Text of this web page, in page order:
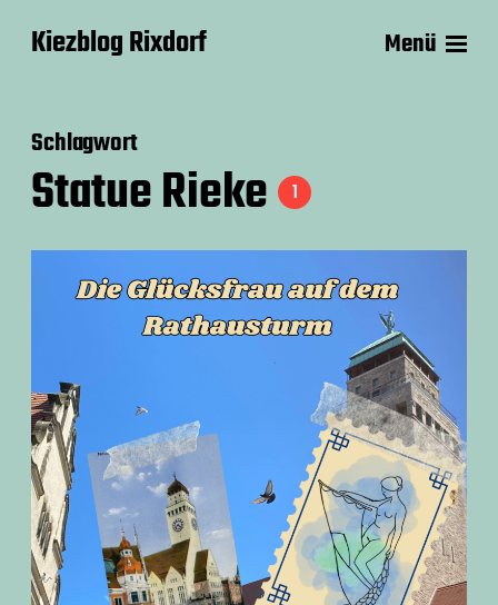
Kiezblog Rixdorf Menü
Schlagwort
Statue Rieke 1